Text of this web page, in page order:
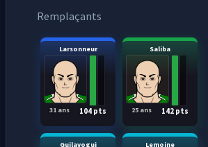
Remplaçants
Larsonneur
104 pts
31 ans
Saliba
142 pts
25 ans
Guilavogui Lemoine